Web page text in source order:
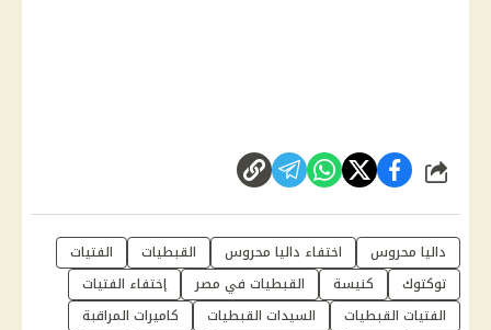
شارك
داليا محروس اختفاء داليا محروس القبطيات
الفتيات
توكتوك
كنيسة القبطيات في مصر
إختفاء الفتيات
الفتيات القبطيات
السيدات القبطيات
كاميرات المراقبة